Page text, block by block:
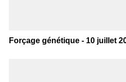
Forçage génétique - 10 juillet